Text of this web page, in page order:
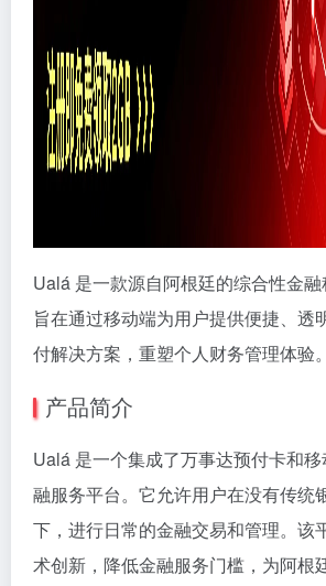
Ualá 是一款源自阿根廷的综合性金融
旨在通过移动端为用户提供便捷、透
付解决方案，重塑个人财务管理体验。
产品简介
Ualá 是一个集成了万事达预付卡和
融服务平台。它允许用户在没有传统
下，进行日常的金融交易和管理。该
术创新，降低金融服务门槛，为阿根